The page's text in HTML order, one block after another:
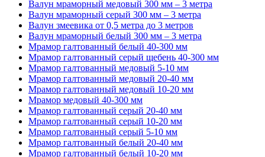
Валун мраморный медовый 300 мм – 3 метра
Валун мраморный серый 300 мм – 3 метра
Валун змеевика от 0,5 метра до 3 метров
Валун мраморный белый 300 мм – 3 метра
Мрамор галтованный белый 40-300 мм
Мрамор галтованный серый щебень 40-300 мм
Мрамор галтованный медовый 5-10 мм
Мрамор галтованный медовый 20-40 мм
Мрамор галтованный медовый 10-20 мм
Мрамор медовый 40-300 мм
Мрамор галтованный серый 20-40 мм
Мрамор галтованный серый 10-20 мм
Мрамор галтованный серый 5-10 мм
Мрамор галтованный белый 20-40 мм
Мрамор галтованный белый 10-20 мм